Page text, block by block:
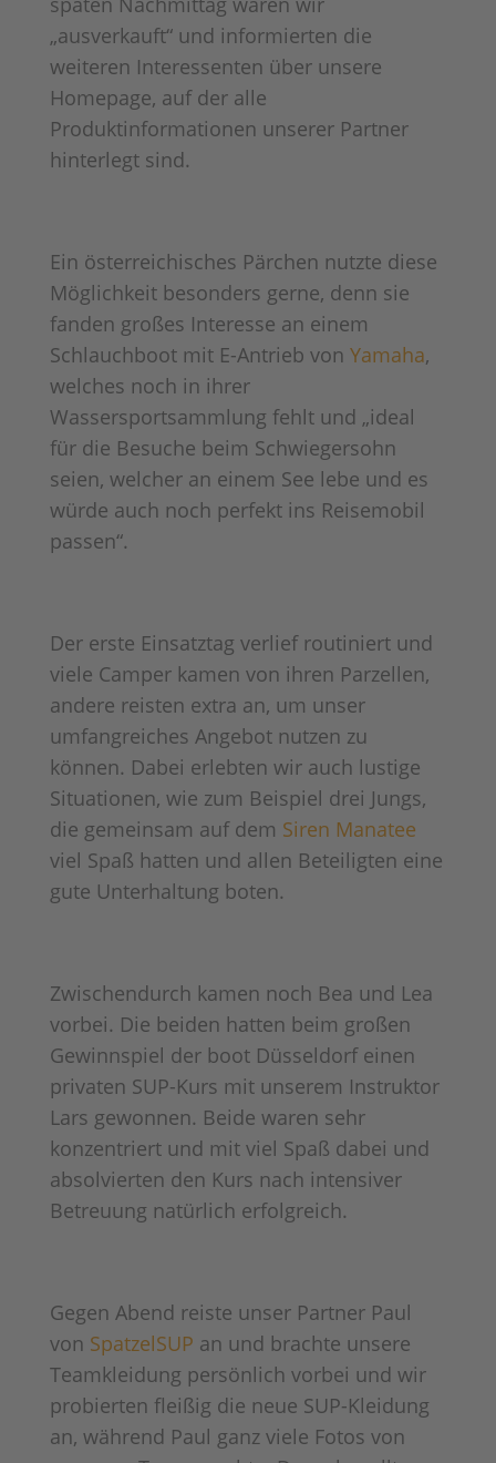
„ausverkauft“ und informierten die
weiteren Interessenten über unsere
Homepage, auf der alle
Produktinformationen unserer Partner
hinterlegt sind.
Ein österreichisches Pärchen nutzte diese
Möglichkeit besonders gerne, denn sie
fanden großes Interesse an einem
Schlauchboot mit E-Antrieb von Yamaha,
welches noch in ihrer
Wassersportsammlung fehlt und „ideal
für die Besuche beim Schwiegersohn
seien, welcher an einem See lebe und es
würde auch noch perfekt ins Reisemobil
passen“.
Der erste Einsatztag verlief routiniert und
viele Camper kamen von ihren Parzellen,
andere reisten extra an, um unser
umfangreiches Angebot nutzen zu
können. Dabei erlebten wir auch lustige
Situationen, wie zum Beispiel drei Jungs,
die gemeinsam auf dem Siren Manatee
viel Spaß hatten und allen Beteiligten eine
gute Unterhaltung boten.
Zwischendurch kamen noch Bea und Lea
vorbei. Die beiden hatten beim großen
Gewinnspiel der boot Düsseldorf einen
privaten SUP-Kurs mit unserem Instruktor
Lars gewonnen. Beide waren sehr
konzentriert und mit viel Spaß dabei und
absolvierten den Kurs nach intensiver
Betreuung natürlich erfolgreich.
Gegen Abend reiste unser Partner Paul
von SpatzelSUP an und brachte unsere
Teamkleidung persönlich vorbei und wir
probierten fleißig die neue SUP-Kleidung
an, während Paul ganz viele Fotos von